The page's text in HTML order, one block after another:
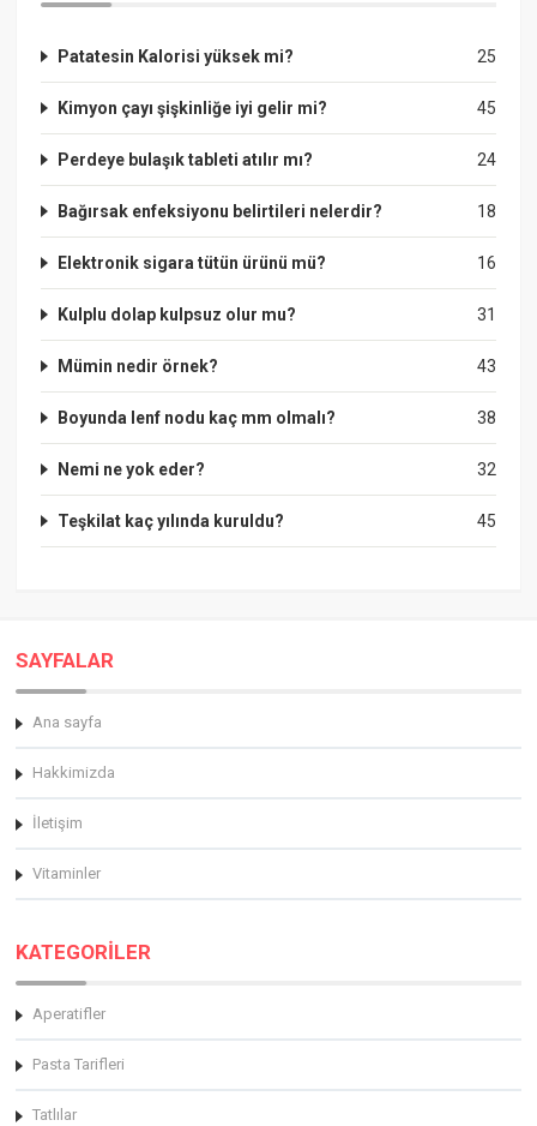
25
Patatesin Kalorisi yüksek mi?
45
Kimyon çayı şişkinliğe iyi gelir mi?
24
Perdeye bulaşık tableti atılır mı?
18
Bağırsak enfeksiyonu belirtileri nelerdir?
16
Elektronik sigara tütün ürünü mü?
31
Kulplu dolap kulpsuz olur mu?
43
Mümin nedir örnek?
38
Boyunda lenf nodu kaç mm olmalı?
32
Nemi ne yok eder?
45
Teşkilat kaç yılında kuruldu?
SAYFALAR
Ana sayfa
Hakkimizda
İletişim
Vitaminler
KATEGORİLER
Aperatifler
Pasta Tarifleri
Tatlılar